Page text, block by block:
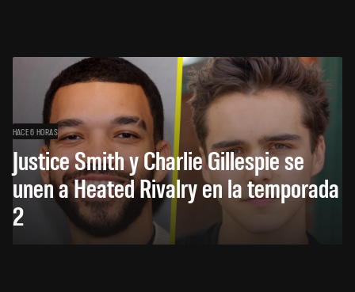
HACE 6 HORAS
Justice Smith y Charlie Gillespie se
unen a Heated Rivalry en la temporada
2